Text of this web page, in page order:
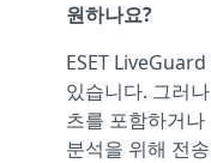
원하나요?
ESET
있습니다. 그러
츠를 포함하거
분석을 위해 전